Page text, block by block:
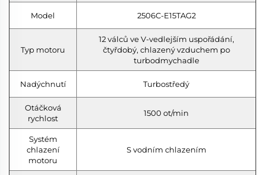
Model 2506C-E15TAG2
Typ motoru
12 válců ve V-vedlejším uspořádání,
čtyřdobý, chlazený vzduchem po
turbodmychadle
Nadýchnutí Turbostředý
Otáčková
rychlost
1500 ot/min
Systém
chlazení
motoru
S vodním chlazením